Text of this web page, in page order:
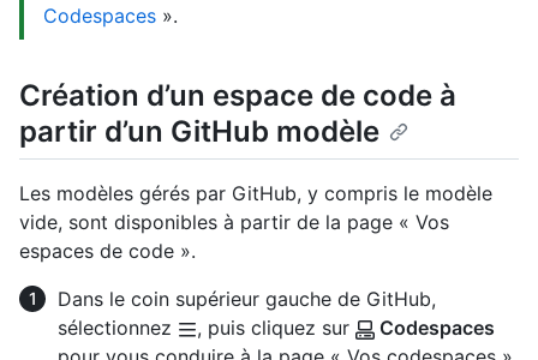
Codespaces ».
Création d’un espace de code à
partir d’un GitHub modèle
Les modèles gérés par GitHub, y compris le modèle
vide, sont disponibles à partir de la page « Vos
espaces de code ».
Dans le coin supérieur gauche de GitHub,
sélectionnez
, puis cliquez sur
Codespaces